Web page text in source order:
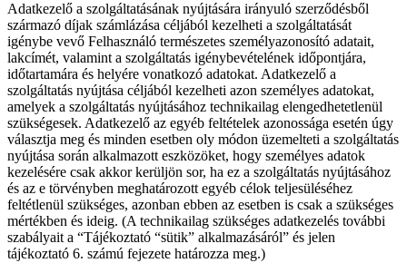
Adatkezelő a szolgáltatásának nyújtására irányuló szerződésből
származó díjak számlázása céljából kezelheti a szolgáltatását
igénybe vevő Felhasználó természetes személyazonosító adatait,
lakcímét, valamint a szolgáltatás igénybevételének időpontjára,
időtartamára és helyére vonatkozó adatokat. Adatkezelő a
szolgáltatás nyújtása céljából kezelheti azon személyes adatokat,
amelyek a szolgáltatás nyújtásához technikailag elengedhetetlenül
szükségesek. Adatkezelő az egyéb feltételek azonossága esetén úgy
választja meg és minden esetben oly módon üzemelteti a szolgáltatás
nyújtása során alkalmazott eszközöket, hogy személyes adatok
kezelésére csak akkor kerüljön sor, ha ez a szolgáltatás nyújtásához
és az e törvényben meghatározott egyéb célok teljesüléséhez
feltétlenül szükséges, azonban ebben az esetben is csak a szükséges
mértékben és ideig. (A technikailag szükséges adatkezelés további
szabályait a “Tájékoztató “sütik” alkalmazásáról” és jelen
tájékoztató 6. számú fejezete határozza meg.)